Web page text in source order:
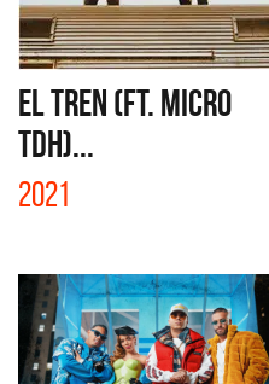
EL TREN (FT. MICRO
TDH)...
2021